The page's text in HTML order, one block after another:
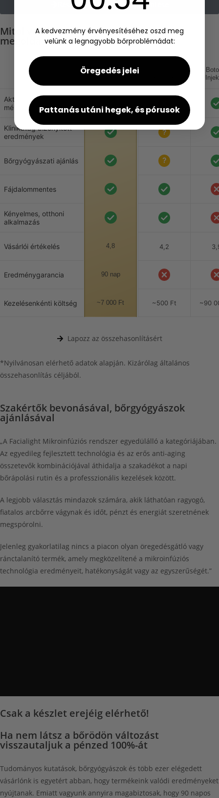
Részletes útmutató megtekintése
Mitől válik a Facialight aTe tökéletes
megoldásoddá?
FACIALIGHT
Aktív hatóanyagok
mélyre juttatása
Klinikailag bizonyított
eredmények
Bőrgyógyászati ajánlás
Fájdalommentes
Kényelmes, otthoni
alkalmazás
Vásárlói értékelés 4,8 4,2
Eredménygarancia 90 nap
Kezelésenkénti költség ~7 000 Ft ~500 Ft ~90
Lapozz az összehasonlításért
*Nyilvánosan elérhető adatok alapján. Kizárólag általános
összehasonlítás céljából.
Szakértők bevonásával, bőrgyógyászok
ajánlásával
„A Facialight Mikroinfúziós rendszer egyedülálló a kategóriájában.
Az egyedileg fejlesztett technológia és az erős anti-aging
összetevők kombinációjával áthidalja a szakadékot a napi
bőrápolási rutin és a professzionális kezelések között.
A legjobb választás mindazok számára, akik láthatóan ragyogó,
fiatalos arcbőrre vágynak és időt, pénzt és energiát szeretnének
megspórolni.
Jelenleg gyakorlatilag nincs a piacon olyan öregedésgátló vagy
ránctalanító termék, amely megközelítené a mikroinfúziós
technológia eredményeit, hatékonyságát vagy az egyszerűségét.”
Csak a készlet erejéig elérhető!
Ha nem látsz a bőrödön változást
visszautaljuk a pénzed 100%-át
Tudományos kutatások, bőrgyógyászok és több ezer elégedett
vásárlónk is egyetért abban, hogy termékeink valódi eredményeket
nyújtanak. Emiatt vagyunk annyira magabiztosak, hogy 90 napos
A kedvezmény érvényesítéséhez oszd meg
velünk a legnagyobb bőrproblémádat:
Öregedés jelei
Pattanás utáni hegek, és pórusok